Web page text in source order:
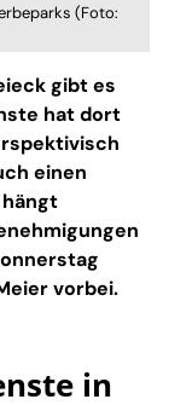
(Foto:
gibt es
hat dort
einen
vorbei.
in